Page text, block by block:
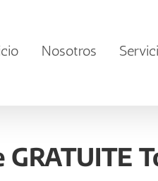
Nosotros